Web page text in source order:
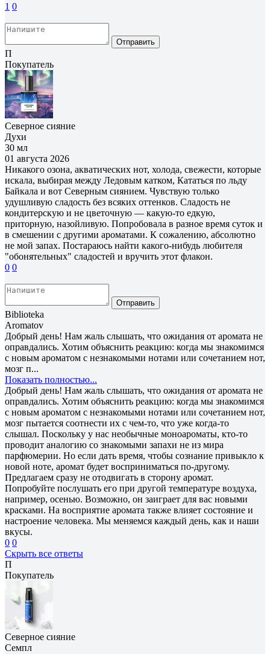
1 0
Отправить
П
Покупатель
Северное сияние
Духи
30 мл
01 августа 2026
Никакого озона, акватических нот, холода, свежести, которые
искала, выбирая между Ледовым катком, Кататься по льду
Байкала и вот Северным сиянием. Чувствую только
удушливую сладость без всяких оттенков. Сладость не
кондитерскую и не цветочную — какую-то едкую,
приторную, назойливую. Попробовала в разное время суток и
в смешении с другими ароматами. К сожалению, абсолютно
не мой запах. Постараюсь найти какого-нибудь любителя
"обонятельных" сладостей и вручить этот флакон.
0 0
Отправить
Biblioteka
Aromatov
Добрый день! Нам жаль слышать, что ожидания от аромата не
оправдались. Хотим объяснить реакцию: когда мы знакомимся
с новым ароматом с незнакомыми нотами или сочетанием нот,
мозг п...
Показать полностью...
Добрый день! Нам жаль слышать, что ожидания от аромата не
оправдались. Хотим объяснить реакцию: когда мы знакомимся
с новым ароматом с незнакомыми нотами или сочетанием нот,
мозг пытается соотнести их с чем-то, что уже когда-то
слышал. Поскольку у нас необычные моноароматы, кто-то
проводит аналогию со знакомыми запахи не из мира
парфюмерии. Но если дать время, чтобы сознание привыкло к
новой ноте, аромат будет восприниматься по-другому.
Предлагаем сразу не отодвигать в сторону аромат.
Попробуйте послушать его при другой температуре воздуха,
например, осенью. Возможно, он заиграет для вас новыми
красками. На восприятие аромата также влияет состояние и
настроение человека. Мы меняемся каждый день, как и наши
вкусы.
0 0
Скрыть все ответы
П
Покупатель
Северное сияние
Семпл